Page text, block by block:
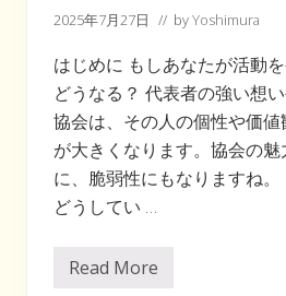
2025年7月27日 // byYoshimura
はじめに もしあなたが活動
どうなる？ 代表者の強い想
協会は、その人の個性や価
が大きくなります。協会の
に、脆弱性にもなりますね
どうしてい …
協
Read More